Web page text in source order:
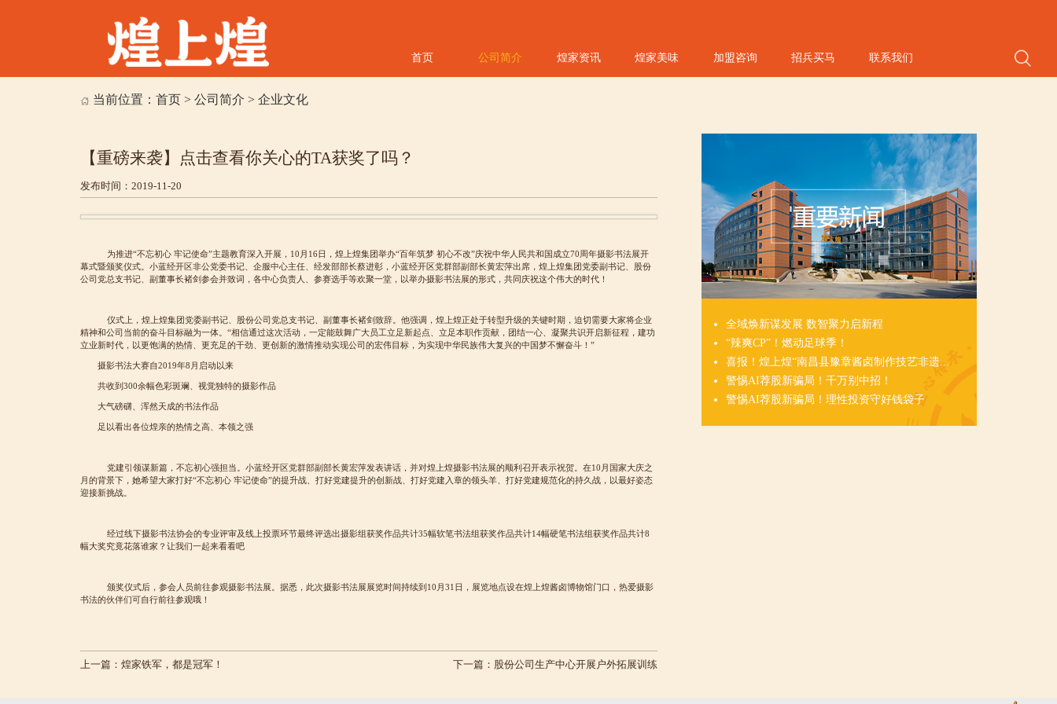
首页 公司简介 煌家资讯 煌家美味 加盟咨询 招兵买马 联系我们
当前位置： 首页> 公司简介 > 企业文化
【重磅来袭】点击查看你关心的TA获奖了吗？
发布时间：2019-11-20
为推进“不忘初心 牢记使命”主题教育深入开展，10月16日，煌上煌集团举办“百年筑梦 初心不改”庆祝中华人民共和国成立70周年摄影书法展开
幕式暨颁奖仪式。小蓝经开区非公党委书记、企服中心主任、经发部部长蔡进彰，小蓝经开区党群部副部长黄宏萍出席，煌上煌集团党委副书记、股份
公司党总支书记、副董事长褚剑参会并致词，各中心负责人、参赛选手等欢聚一堂，以举办摄影书法展的形式，共同庆祝这个伟大的时代！
仪式上，煌上煌集团党委副书记、股份公司党总支书记、副董事长褚剑致辞。他强调，煌上煌正处于转型升级的关键时期，迫切需要大家将企业
精神和公司当前的奋斗目标融为一体。“相信通过这次活动，一定能鼓舞广大员工立足新起点、立足本职作贡献，团结一心、凝聚共识开启新征程，建功
立业新时代，以更饱满的热情、更充足的干劲、更创新的激情推动实现公司的宏伟目标，为实现中华民族伟大复兴的中国梦不懈奋斗！”
摄影书法大赛自2019年8月启动以来
共收到300余幅色彩斑斓、视觉独特的摄影作品
大气磅礴、浑然天成的书法作品
足以看出各位煌亲的热情之高、本领之强
党建引领谋新篇，不忘初心强担当。小蓝经开区党群部副部长黄宏萍发表讲话，并对煌上煌摄影书法展的顺利召开表示祝贺。在10月国家大庆之
月的背景下，她希望大家打好“不忘初心 牢记使命”的提升战、打好党建提升的创新战、打好党建入章的领头羊、打好党建规范化的持久战，以最好姿态
迎接新挑战。
经过线下摄影书法协会的专业评审及线上投票环节最终评选出摄影组获奖作品共计35幅软笔书法组获奖作品共计14幅硬笔书法组获奖作品共计8
幅大奖究竟花落谁家？让我们一起来看看吧
颁奖仪式后，参会人员前往参观摄影书法展。据悉，此次摄影书法展展览时间持续到10月31日，展览地点设在煌上煌酱卤博物馆门口，热爱摄影
书法的伙伴们可自行前往参观哦！
全域焕新谋发展 数智聚力启新程
“辣爽CP”！燃动足球季！
喜报！煌上煌“南昌县豫章酱卤制作技艺非遗...
警惕AI荐股新骗局！千万别中招！
警惕AI荐股新骗局！理性投资守好钱袋子
上一篇： 煌家铁军，都是冠军！ 下一篇： 股份公司生产中心开展户外拓展训练